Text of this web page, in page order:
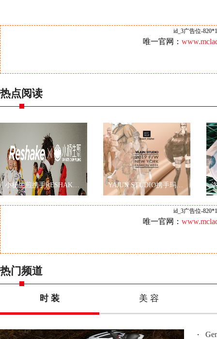
id_3广告位-
唯一官网：
热点阅读
小杨生煎携手RESHAKE耀眼伦敦时装周，再现海派文化 YAJUN STUDIO携手玛丽黛佳色彩工作室2019秋冬纽约时装周玩转跨界
id_3广告位-
唯一官网：
热门频道
时 装 美 容